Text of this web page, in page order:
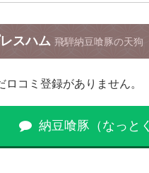
スハム 飛騨納豆喰豚の天狗
ロコミ登録がありません。
納豆喰豚（なっと